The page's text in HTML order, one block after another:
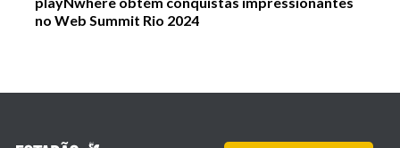
no Web Summit Rio 2024